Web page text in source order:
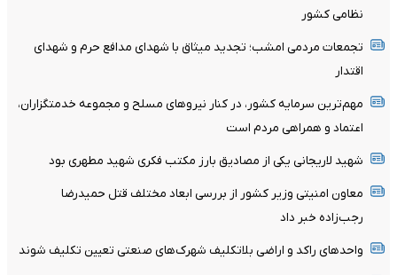
نظامی کشور
تجمعات مردمی امشب؛ تجدید میثاق با شهدای مدافع حرم و شهدای
اقتدار
مهم‌ترین سرمایه کشور، در کنار نیروهای مسلح و مجموعه خدمتگزاران،
اعتماد و همراهی مردم است
شهید لاریجانی یکی از مصادیق بارز مکتب فکری شهید مطهری بود
معاون امنیتی وزیر کشور از بررسی ابعاد مختلف قتل حمیدرضا
رجب‌زاده خبر داد
واحدهای راکد و اراضی بلاتکلیف شهرک‌های صنعتی تعیین تکلیف شوند